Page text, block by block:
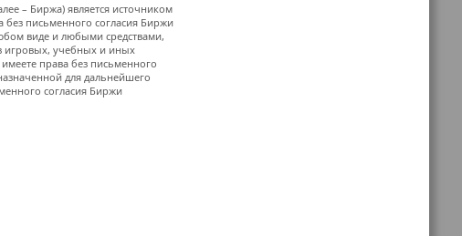
– Биржа) является источником
письменного согласия Биржи
виде и любыми средствами,
игровых, учебных и иных
права без письменного
для дальнейшего
согласия Биржи